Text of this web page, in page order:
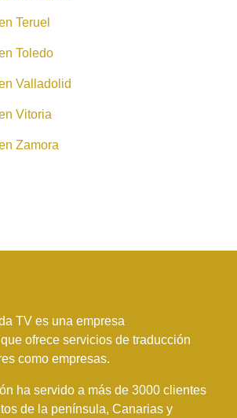
Teruel
Toledo
Valladolid
Vitoria
Zamora
TV es una empresa
ofrece servicios de traducción
como empresas.
ha servido a más de 3000 clientes
de la península, Canarias y